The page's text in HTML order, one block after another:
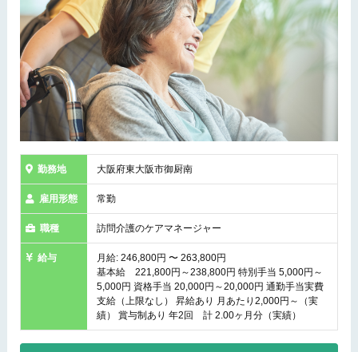
勤務地 大阪府東大阪市御厨南
雇用形態 常勤
職種 訪問介護のケアマネージャー
給与
月給: 246,800円 〜 263,800円
基本給 221,800円～238,800円 特別手当 5,000円～
5,000円 資格手当 20,000円～20,000円 通勤手当実費
支給（上限なし） 昇給あり 月あたり2,000円～（実
績） 賞与制あり 年2回 計 2.00ヶ月分（実績）